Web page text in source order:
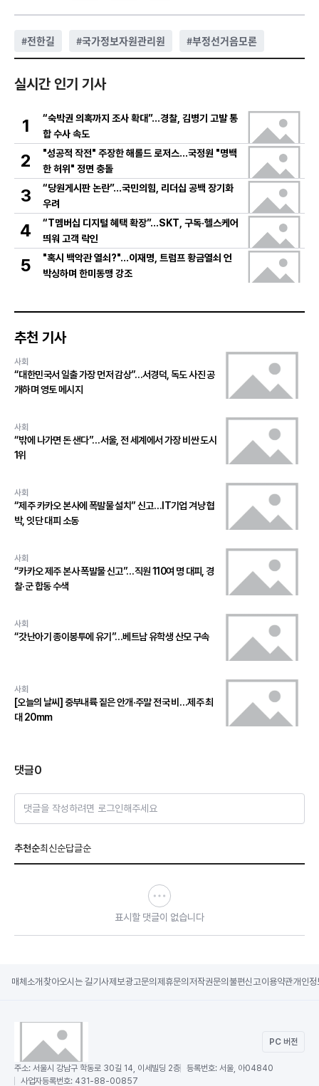
#전한길 #국가정보자원관리원 #부정선거음모론
실시간 인기 기사
1
“숙박권 의혹까지 조사 확대”…경찰, 김병기 고발 통
합 수사 속도
2
"성공적 작전" 주장한 해롤드 로저스…국정원 "명백
한 허위" 정면 충돌
3
“당원게시판 논란”…국민의힘, 리더십 공백 장기화
우려
4
“T멤버십 디지털 혜택 확장”…SKT, 구독·헬스케어
띄워 고객 락인
5
"혹시 백악관 열쇠?"…이재명, 트럼프 황금열쇠 언
박싱하며 한미동맹 강조
추천 기사
사회
“대한민국서 일출 가장 먼저 감상”…서경덕, 독도 사진 공
개하며 영토 메시지
사회
“밖에 나가면 돈 샌다”…서울, 전 세계에서 가장 비싼 도시
1위
사회
“제주 카카오 본사에 폭발물 설치” 신고…IT기업 겨냥 협
박, 잇단 대피 소동
사회
“카카오 제주 본사 폭발물 신고”…직원 110여 명 대피, 경
찰·군 합동 수색
사회
“갓난아기 종이봉투에 유기”…베트남 유학생 산모 구속
사회
[오늘의 날씨] 중부내륙 짙은 안개·주말 전국 비…제주 최
대 20mm
댓글0
댓글을 작성하려면 로그인해주세요
추천순최신순답글순
표시할 댓글이 없습니다
매체소개 찾아오시는 길기사제보광고문의 제휴문의 저작권문의 불편신고이용약관개인정
PC 버전
주소: 서울시 강남구 학동로 30길 14, 이세빌딩 2층 등록번호: 서울, 아04840
사업자등록번호: 431-88-00857